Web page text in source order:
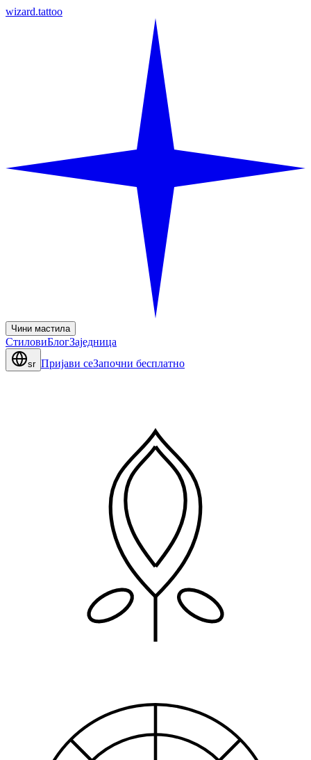
wizard.tattoo
Чини мастила
СтиловиБлогЗаједница
sr Пријави сеЗапочни бесплатно